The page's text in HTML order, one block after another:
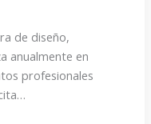
de diseño,
anualmente en
profesionales